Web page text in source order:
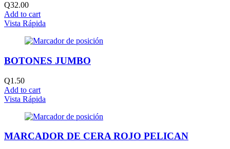
Q32.00
Add to cart
Vista Rápida
BOTONES JUMBO
Q1.50
Add to cart
Vista Rápida
MARCADOR DE CERA ROJO PELICAN